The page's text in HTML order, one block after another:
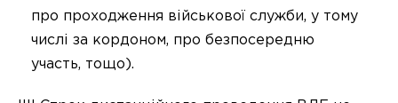
про проходження військової служби, у тому
числі за кордоном, про безпосередню
участь, тощо).